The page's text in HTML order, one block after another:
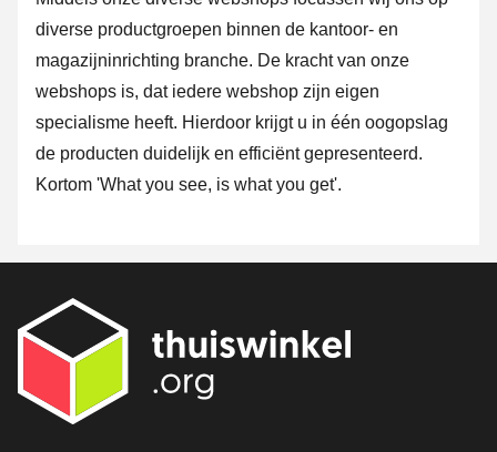
diverse productgroepen binnen de kantoor- en
magazijninrichting branche. De kracht van onze
webshops is, dat iedere webshop zijn eigen
specialisme heeft. Hierdoor krijgt u in één oogopslag
de producten duidelijk en efficiënt gepresenteerd.
Kortom 'What you see, is what you get'.